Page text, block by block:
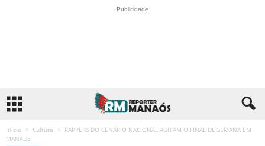
Publicidade
Início Cultura
RAPPERS DO CENÁRIO NACIONAL AGITAM O FINAL DE SEMANA EM
MANAUS